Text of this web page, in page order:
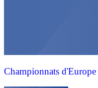
Championnats